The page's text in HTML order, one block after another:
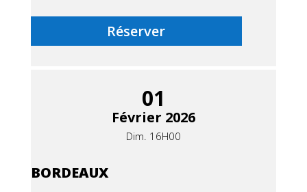
Réserver
01
Février 2026
Dim. 16H00
BORDEAUX